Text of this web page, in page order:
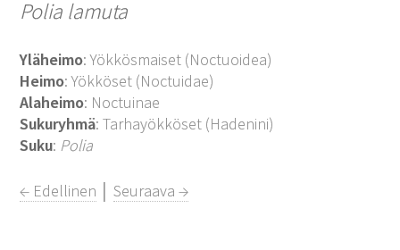
Polia lamuta
Yläheimo: Yökkösmaiset (Noctuoidea)
Heimo: Yökköset (Noctuidae)
Alaheimo: Noctuinae
Sukuryhmä: Tarhayökköset (Hadenini)
Suku: Polia
← Edellinen │Seuraava →